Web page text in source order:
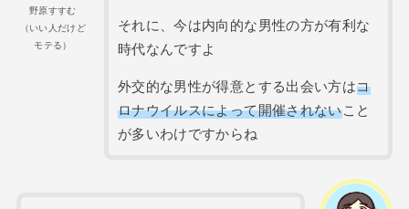
野原すすむ
（いい人だけど
モテる）
それに、今は内向的な男性の方が有利な
時代なんですよ
外交的な男性が得意とする出会い方はコ
ロナウイルスによって開催されないこと
が多いわけですからね